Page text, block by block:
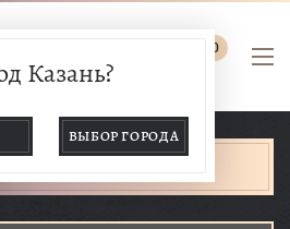
0
Казань?
ВЫБОР ГОРОДА